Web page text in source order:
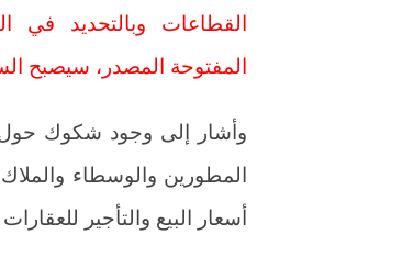
القطاعات وبالتحديد في
المفتوحة المصدر، سيصبح
وأشار إلى وجود شكوك حول
المطورين والوسطاء
أسعار البيع والتأجير